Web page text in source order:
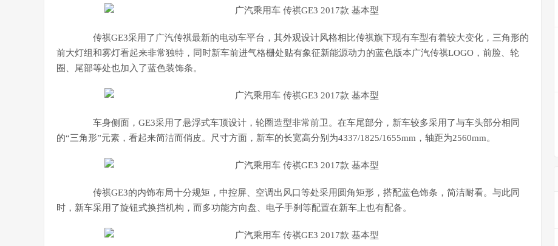
传祺GE3采用了广汽传祺最新的电动车平台，其外观设计风格相比传祺旗下现有车型有着较大变化，三角形的
前大灯组和雾灯看起来非常独特，同时新车前进气格栅处贴有象征新能源动力的蓝色版本广汽传祺LOGO，前脸、轮
圈、尾部等处也加入了蓝色装饰条。
车身侧面，GE3采用了悬浮式车顶设计，轮圈造型非常前卫。在车尾部分，新车较多采用了与车头部分相同
的“三角形”元素，看起来简洁而俏皮。尺寸方面，新车的长宽高分别为4337/1825/1655mm，轴距为2560mm。
传祺GE3的内饰布局十分规矩，中控屏、空调出风口等处采用圆角矩形，搭配蓝色饰条，简洁耐看。与此同
时，新车采用了旋钮式换挡机构，而多功能方向盘、电子手刹等配置在新车上也有配备。